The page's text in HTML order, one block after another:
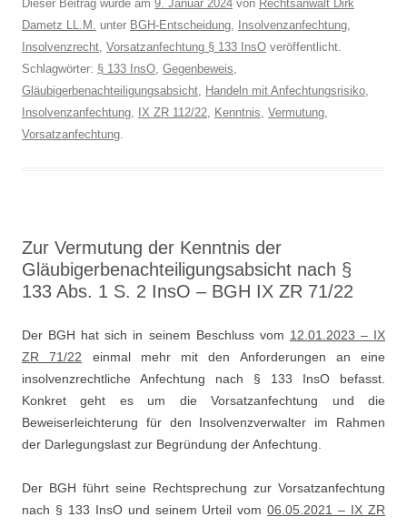
Dieser Beitrag wurde am 9. Januar 2024 von Rechtsanwalt Dirk
Dametz LL.M. unter BGH-Entscheidung, Insolvenzanfechtung,
Insolvenzrecht, Vorsatzanfechtung § 133 InsO veröffentlicht.
Schlagwörter: § 133 InsO, Gegenbeweis,
Gläubigerbenachteiligungsabsicht, Handeln mit Anfechtungsrisiko,
Insolvenzanfechtung, IX ZR 112/22, Kenntnis, Vermutung,
Vorsatzanfechtung.
Zur Vermutung der Kenntnis der
Gläubigerbenachteiligungsabsicht nach §
133 Abs. 1 S. 2 InsO – BGH IX ZR 71/22
Der BGH hat sich in seinem Beschluss vom 12.01.2023 – IX
ZR 71/22 einmal mehr mit den Anforderungen an eine
insolvenzrechtliche Anfechtung nach § 133 InsO befasst.
Konkret geht es um die Vorsatzanfechtung und die
Beweiserleichterung für den Insolvenzverwalter im Rahmen
der Darlegungslast zur Begründung der Anfechtung.
Der BGH führt seine Rechtsprechung zur Vorsatzanfechtung
nach § 133 InsO und seinem Urteil vom06.05.2021 – IX ZR